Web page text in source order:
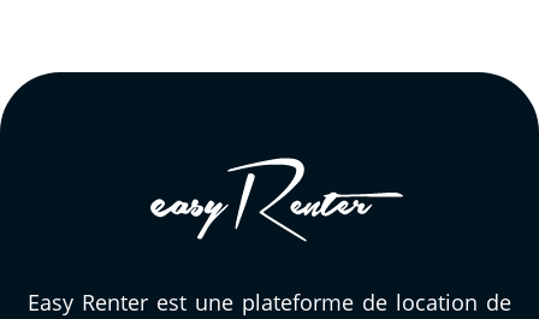
Easy Renter est une plateforme de location de